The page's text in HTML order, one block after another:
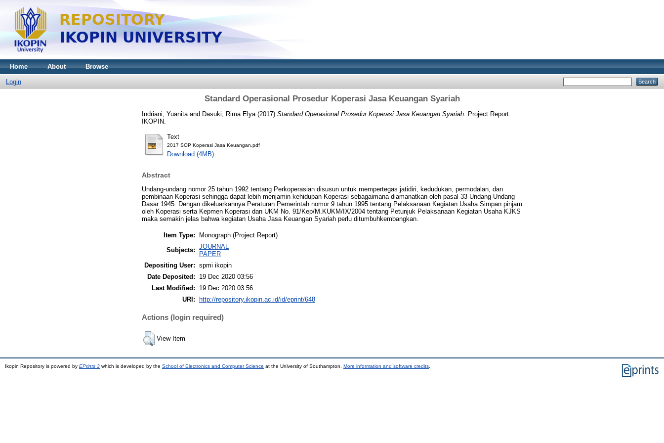
Home About Browse
Login
Standard Operasional Prosedur Koperasi Jasa Keuangan Syariah
Indriani, Yuanita and Dasuki, Rima Elya (2017) Standard Operasional Prosedur Koperasi Jasa Keuangan Syariah.
Project Report.
IKOPIN.
Text
2017 SOP Koperasi Jasa Keuangan.pdf
Download (4MB)
Abstract
Undang-undang nomor 25 tahun 1992 tentang Perkoperasian disusun untuk mempertegas jatidiri, kedudukan, permodalan, dan
pembinaan Koperasi sehingga dapat lebih menjamin kehidupan Koperasi sebagaimana diamanatkan oleh pasal 33 Undang-Undang
Dasar 1945. Dengan dikeluarkannya Peraturan Pemerintah nomor 9 tahun 1995 tentang Pelaksanaan Kegiatan Usaha Simpan pinjam
oleh Koperasi serta Kepmen Koperasi dan UKM No. 91/Kep/M.KUKM/IX/2004 tentang Petunjuk Pelaksanaan Kegiatan Usaha KJKS
maka semakin jelas bahwa kegiatan Usaha Jasa Keuangan Syariah perlu ditumbuhkembangkan.
Item Type:
Monograph (Project Report)
Subjects: JOURNAL
PAPER
Depositing User: spmi ikopin
Date Deposited:
19 Dec 2020 03:56
Last Modified:
19 Dec 2020 03:56
URI:
http://repository.ikopin.ac.id/id/eprint/648
Actions (login required)
View Item
Ikopin Repository is powered by EPrints 3 which is developed by the School of Electronics and Computer Science at the University of Southampton. More information and software credits